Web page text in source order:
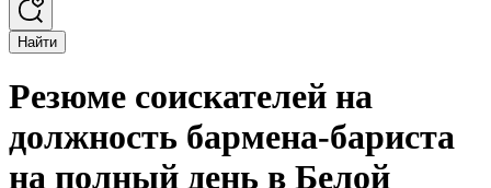
Найти
Резюме соискателей на
должность бармена-бариста
на полный день в Белой